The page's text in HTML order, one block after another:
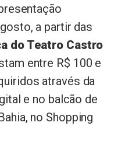
a partir das
do Teatro Castro
entre R$ 100 e
através da
e no balcão de
no Shopping